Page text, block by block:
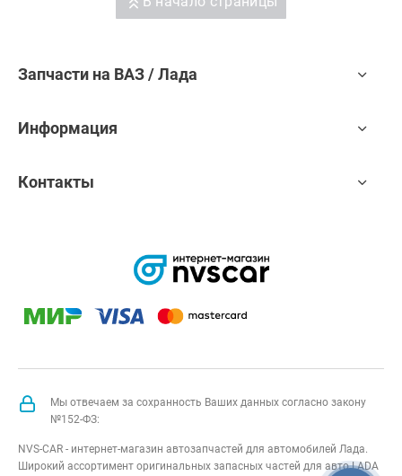
Запчасти на ВАЗ / Лада
Информация
Контакты
Мы отвечаем за сохранность Ваших данных согласно закону
№152-ФЗ:
NVS-CAR - интернет-магазин автозапчастей для автомобилей Лада.
Широкий ассортимент оригинальных запасных частей для авто LADA